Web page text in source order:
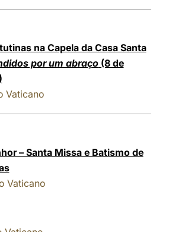
na Capela da Casa Santa
por um abraço(8 de
Vaticano
– Santa Missa e Batismo de
Vaticano